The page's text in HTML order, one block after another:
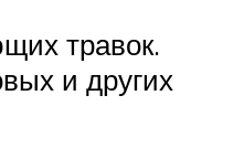
травок.
и других